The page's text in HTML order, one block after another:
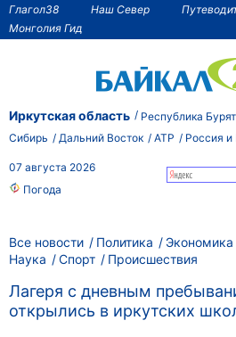
Глагол38 Наш Север
Монголия Гид
Иркутская область Республика
Сибирь
Дальний Восток АТР Россия
07 августа 2026
Погода
Все новости Политика Экономика
Наука
Спорт Происшествия
Лагеря с дневным
открылись в иркутских